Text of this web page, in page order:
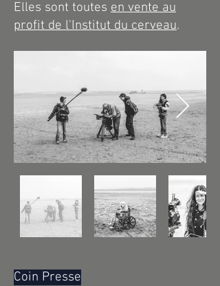
Elles sont toutes en vente au
profit de l'Institut du cerveau.
Coin Presse